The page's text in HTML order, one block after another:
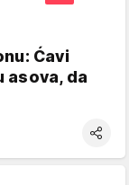
Ćavi
asova, da